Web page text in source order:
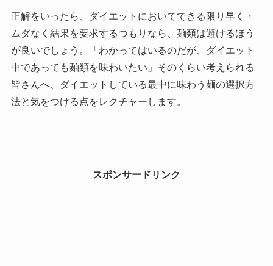
正解をいったら、ダイエットにおいてできる限り早く・
ムダなく結果を要求するつもりなら、麺類は避けるほう
が良いでしょう。「わかってはいるのだが、ダイエット
中であっても麺類を味わいたい」そのくらい考えられる
皆さんへ、ダイエットしている最中に味わう麺の選択方
法と気をつける点をレクチャーします。
スポンサードリンク